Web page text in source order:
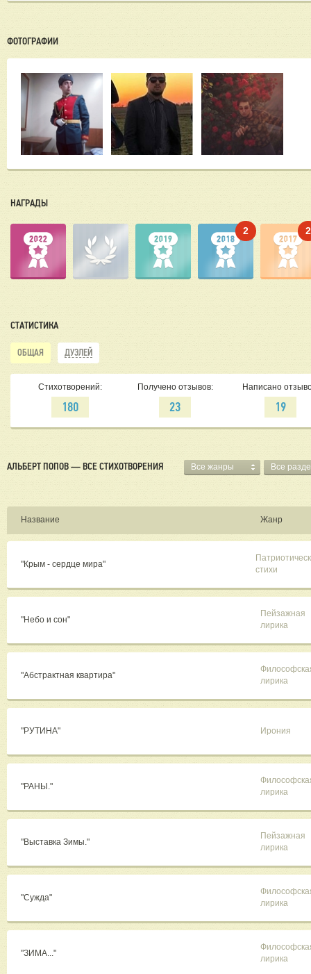
ФОТОГРАФИИ
НАГРАДЫ
2 2
СТАТИСТИКА
ОБЩАЯ ДУЭЛЕЙ
Стихотворений:
180
Получено отзывов:
23
Написано
19
АЛЬБЕРТ ПОПОВ — ВСЕ СТИХОТВОРЕНИЯ Все жанры Все
Название Жанр
"Крым - сердце мира"
стихи
"Небо и сон"
Пейзажная
лирика
"Абстрактная квартира"
лирика
"РУТИНА" Ирония
"РАНЫ."
лирика
"Выставка Зимы."
Пейзажная
лирика
"Сужда"
лирика
"ЗИМА..."
лирика